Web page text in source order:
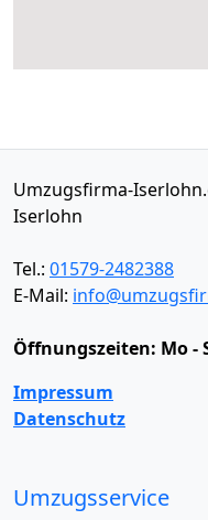
Umzugsfirma-
Iserlohn
Tel.: 01579-2482388
E-Mail:
Öffnungszeiten: Mo -
Impressum
Datenschutz
Umzugsservice